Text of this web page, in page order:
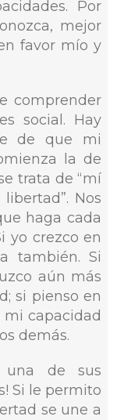
Por
mejor
favor mío y
comprender
social. Hay
de que mi
la de
trata de “mí
Nos
haga cada
yo crezco en
también. Si
aún más
si pienso en
capacidad
demás.
una de sus
Si le permito
se une a